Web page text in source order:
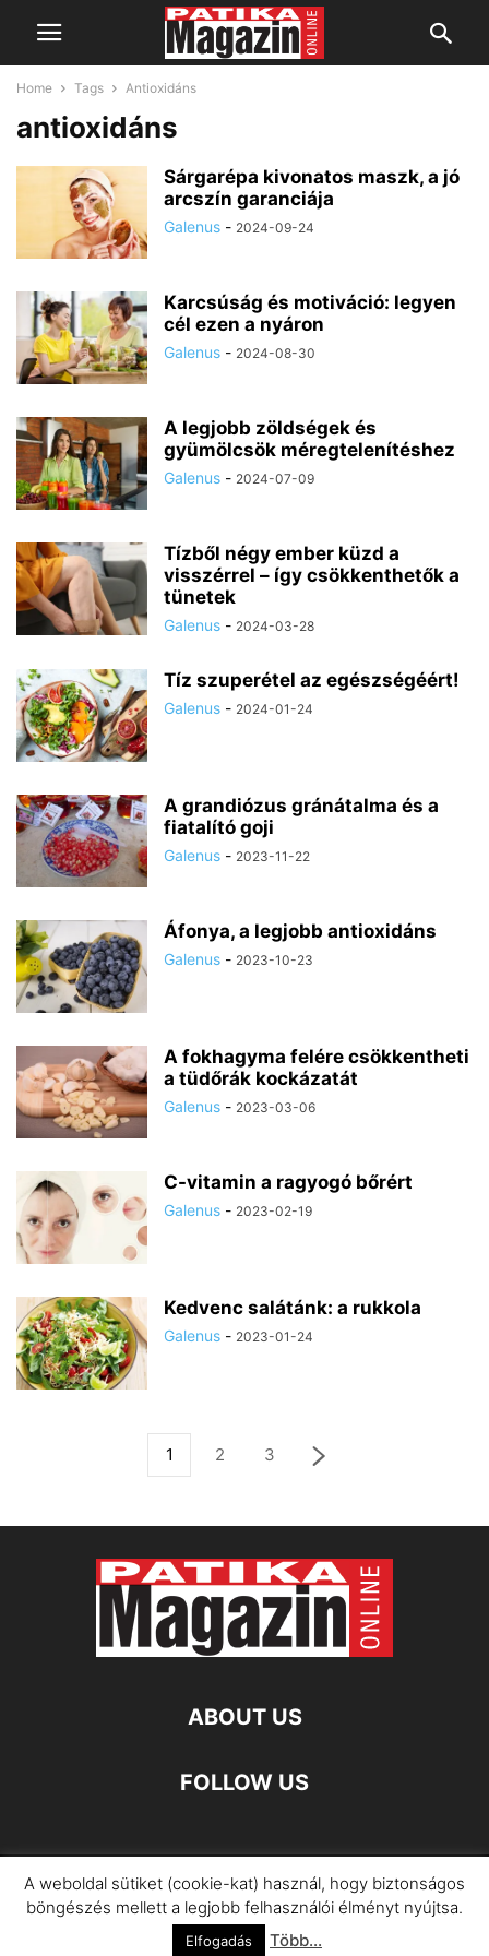
Home Tags Antioxidáns
antioxidáns
Sárgarépa kivonatos maszk, a jó
arcszín garanciája
Galenus - 2024-09-24
Karcsúság és motiváció: legyen
cél ezen a nyáron
Galenus - 2024-08-30
A legjobb zöldségek és
gyümölcsök méregtelenítéshez
Galenus - 2024-07-09
Tízből négy ember küzd a
visszérrel – így csökkenthetők a
tünetek
Galenus - 2024-03-28
Tíz szuperétel az egészségéért!
Galenus - 2024-01-24
A grandiózus gránátalma és a
fiatalító goji
Galenus - 2023-11-22
Áfonya, a legjobb antioxidáns
Galenus - 2023-10-23
A fokhagyma felére csökkentheti
a tüdőrák kockázatát
Galenus - 2023-03-06
C-vitamin a ragyogó bőrért
Galenus - 2023-02-19
Kedvenc salátánk: a rukkola
Galenus - 2023-01-24
1 2 3
ABOUT US
FOLLOW US
Impresszum Adatkezelési Információ
©
A weboldal sütiket (cookie-kat) használ, hogy biztonságos
böngészés mellett a legjobb felhasználói élményt nyújtsa.
Elfogadás Több...